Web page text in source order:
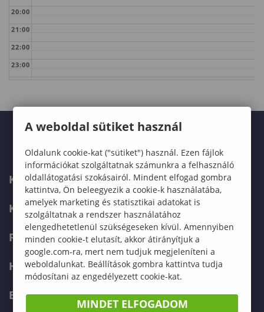
20:00
21:00
22:00
23:00
KARUNK
KÉPZÉSEK
FELVÉTELIZŐKNEK
HALLGATÓKNAK
ERASMUS+
A weboldal sütiket használ
Oldalunk cookie-kat ("sütiket") használ. Ezen fájlok
információkat szolgáltatnak számunkra a felhasználó
oldallátogatási szokásairól. Mindent elfogad gombra
kattintva, Ön beleegyezik a cookie-k használatába,
amelyek marketing és statisztikai adatokat is
szolgáltatnak a rendszer használatához
elengedhetetlenül szükségeseken kívül. Amennyiben
minden cookie-t elutasít, akkor átirányítjuk a
google.com-ra, mert nem tudjuk megjeleníteni a
weboldalunkat. Beállítások gombra kattintva tudja
módosítani az engedélyezett cookie-kat.
MINDET ELFOGADOM